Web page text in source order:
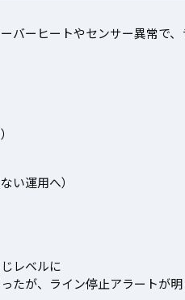
バーヒートやセンサー異常で
い運用へ）
レベルに
たが、ライン停止アラートが